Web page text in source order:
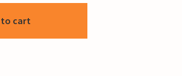
to cart